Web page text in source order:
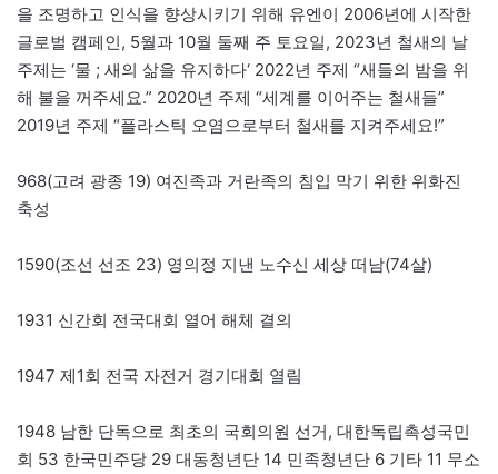
을 조명하고 인식을 향상시키기 위해 유엔이 2006년에 시작한
글로벌 캠페인, 5월과 10월 둘째 주 토요일, 2023년 철새의 날
주제는 ‘물 ; 새의 삶을 유지하다‘ 2022년 주제 “새들의 밤을 위
해 불을 꺼주세요.” 2020년 주제 “세계를 이어주는 철새들”
2019년 주제 “플라스틱 오염으로부터 철새를 지켜주세요!”
968(고려 광종 19) 여진족과 거란족의 침입 막기 위한 위화진
축성
1590(조선 선조 23) 영의정 지낸 노수신 세상 떠남(74살)
1931 신간회 전국대회 열어 해체 결의
1947 제1회 전국 자전거 경기대회 열림
1948 남한 단독으로 최초의 국회의원 선거, 대한독립촉성국민
회 53 한국민주당 29 대동청년단 14 민족청년단 6 기타 11 무소